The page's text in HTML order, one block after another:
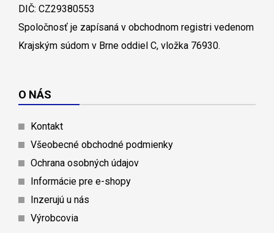
DIČ: CZ29380553
Spoločnosť je zapísaná v obchodnom registri vedenom
Krajským súdom v Brne oddiel C, vložka 76930.
O NÁS
Kontakt
Všeobecné obchodné podmienky
Ochrana osobných údajov
Informácie pre e-shopy
Inzerujú u nás
Výrobcovia